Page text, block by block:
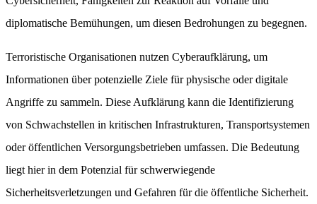
diplomatische Bemühungen, um diesen Bedrohungen zu begegnen.
Terroristische Organisationen nutzen Cyberaufklärung, um
Informationen über potenzielle Ziele für physische oder digitale
Angriffe zu sammeln. Diese Aufklärung kann die Identifizierung
von Schwachstellen in kritischen Infrastrukturen, Transportsystemen
oder öffentlichen Versorgungsbetrieben umfassen. Die Bedeutung
liegt hier in dem Potenzial für schwerwiegende
Sicherheitsverletzungen und Gefahren für die öffentliche Sicherheit.